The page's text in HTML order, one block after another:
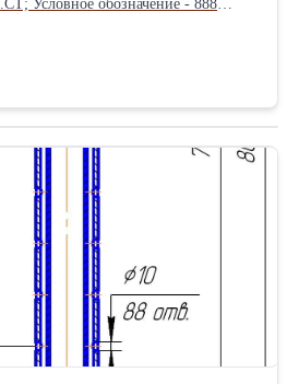
- 888
Максимальное число
же возможно
транспортных машин, для